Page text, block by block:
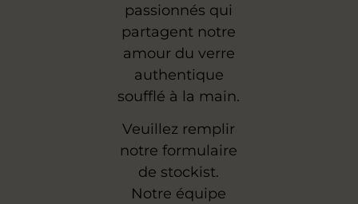
passionnés qui
partagent notre
amour du verre
authentique
soufflé à la main.
Veuillez remplir
notre formulaire
de stockist.
Notre équipe